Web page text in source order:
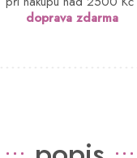
doprava zdarma